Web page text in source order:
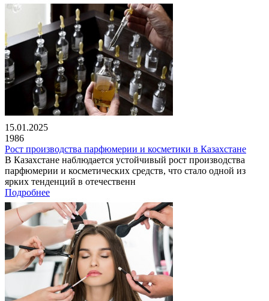
15.01.2025
1986
Рост производства парфюмерии и косметики в Казахстане
В Казахстане наблюдается устойчивый рост производства
парфюмерии и косметических средств, что стало одной из
ярких тенденций в отечественн
Подробнее